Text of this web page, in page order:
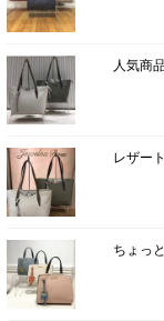
人気商
レザー
ちょっ